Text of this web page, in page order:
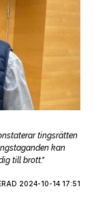
tingsrätten
kan
till brott."
2024-10-14 17:51